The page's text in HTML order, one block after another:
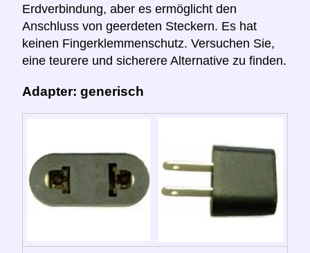
Erdverbindung, aber es ermöglicht den
Anschluss von geerdeten Steckern. Es hat
keinen Fingerklemmenschutz. Versuchen Sie,
eine teurere und sicherere Alternative zu finden.
Adapter: generisch